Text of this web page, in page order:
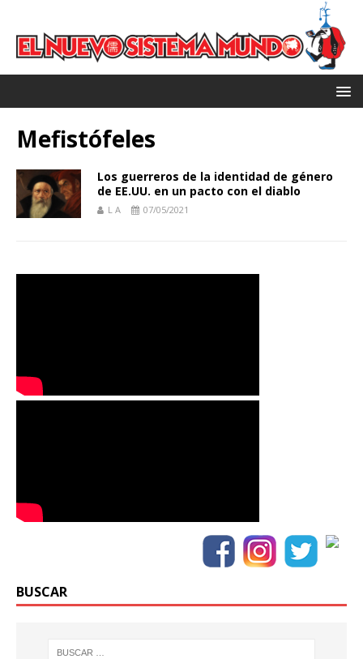
Mefistófeles
Los guerreros de la identidad de género
de EE.UU. en un pacto con el diablo
L A 07/05/2021
BUSCAR